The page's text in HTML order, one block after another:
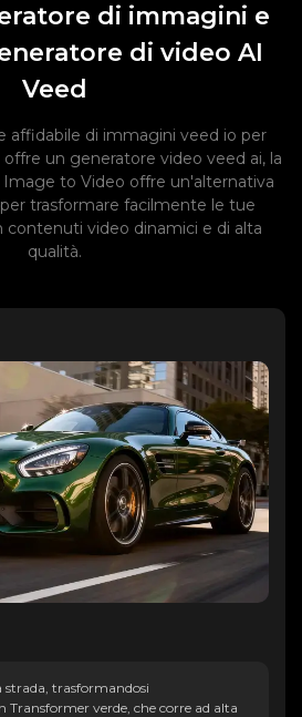
di immagini e
di video AI
Veed
affidabile di immagini veed io per
un generatore video veed ai, la
to Video offre un'alternativa
trasformare facilmente le tue
video dinamici e di alta
qualità.
strada, trasformandosi
verde, che corre ad alta